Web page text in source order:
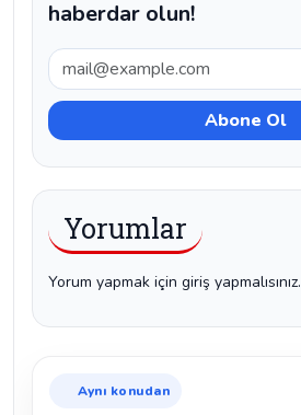
haberdar olun!
Yorumlar
Yorum yapmak için giriş yapmalısınız.
Aynı konudan